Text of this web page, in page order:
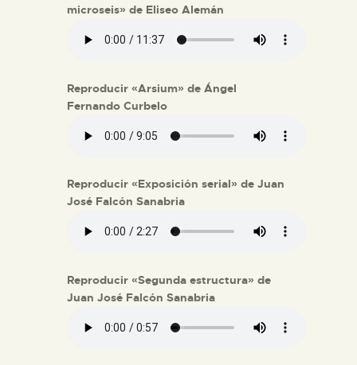
microseis» de Eliseo Alemán
Reproducir «Arsium» de Ángel
Fernando Curbelo
Reproducir «Exposición serial» de Juan
José Falcón Sanabria
Reproducir «Segunda estructura» de
Juan José Falcón Sanabria